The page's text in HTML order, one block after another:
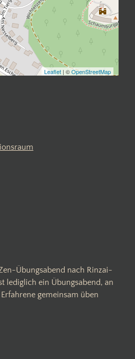
Leaflet | ©OpenStreetMap
Übungsabend nach Rinzai-
lediglich ein Übungsabend, an
gemeinsam üben